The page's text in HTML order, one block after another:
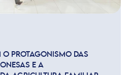
O PROTAGONISMO DAS
E A